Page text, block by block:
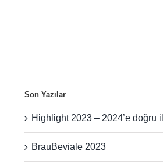
Son Yazılar
Highlight 2023 – 2024’e doğru
BrauBeviale 2023